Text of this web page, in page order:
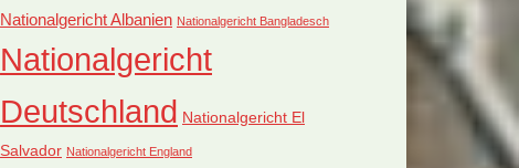
Nationalgericht Albanien Nationalgericht Bangladesch
Nationalgericht
Deutschland Nationalgericht El
Salvador Nationalgericht England